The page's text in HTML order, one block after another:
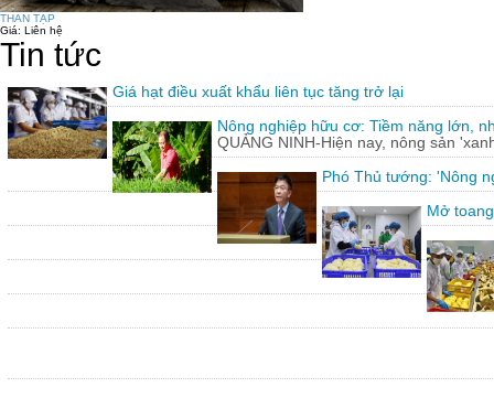
THAN TẠP
Giá: Liên hệ
Tin tức
Giá hạt điều xuất khẩu liên tục tăng trở lại
Nông nghiệp hữu cơ: Tiềm năng lớn,
QUẢNG NINH-Hiện nay, nông sản
Phó Thủ tướng: 'Nông
Mở